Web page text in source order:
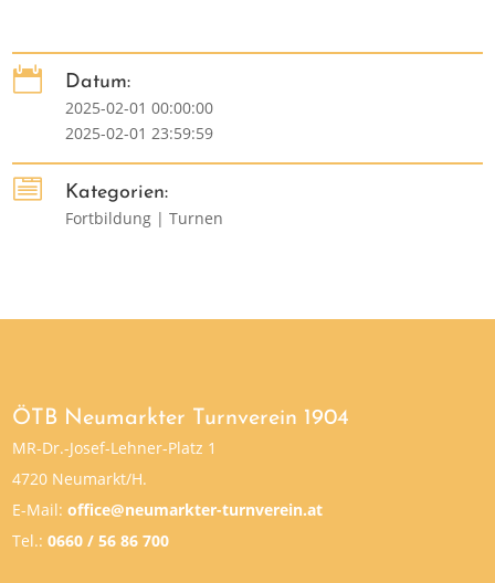

Datum:
2025-02-01 00:00:00
2025-02-01 23:59:59

Kategorien:
Fortbildung | Turnen
ÖTB Neumarkter Turnverein 1904
MR-Dr.-Josef-Lehner-Platz 1
4720 Neumarkt/H.
E-Mail:office@neumarkter-turnverein.at
Tel.:0660 / 56 86 700